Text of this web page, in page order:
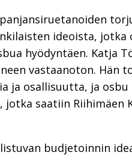
ideoista, jotka
hyödyntäen. Katja
vastaanoton. Hän
ja osallisuutta, ja
saatiin Riihimäen
budjetoinnin